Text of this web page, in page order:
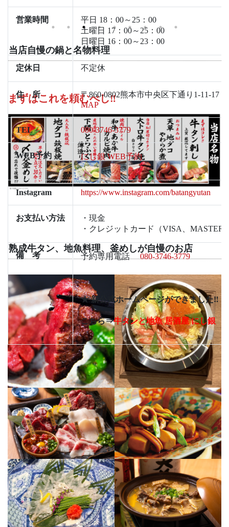
当店自慢の鍋と名物料理
まずはこれを頼むべし‼
熟成牛タン、地魚料理、釜めしが自慢のお店
営業時間
平日 18：00～25：00
土曜日 17：00～25：00
日曜日 16：00～23：00
定休日 不定休
住 所
〒860-0802熊本市中央区下通り1-11-17
MAP
TEL 080-3746-3779
WEB予約 にし銀 WEB予約
Instagram https://www.instagram.com/batangyutan
お支払い方法
・現金
・クレジットカード（VISA、MASTER
備 考 予約専用電話 080-3746-3779
★ 新公式ホームページができました‼
こちら⇒牛タンと地魚 居酒屋 にし銀